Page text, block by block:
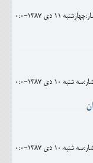
11 دی 1387-0:0
شنبه 10 دی 1387-0:0
شنبه 10 دی 1387-0:0